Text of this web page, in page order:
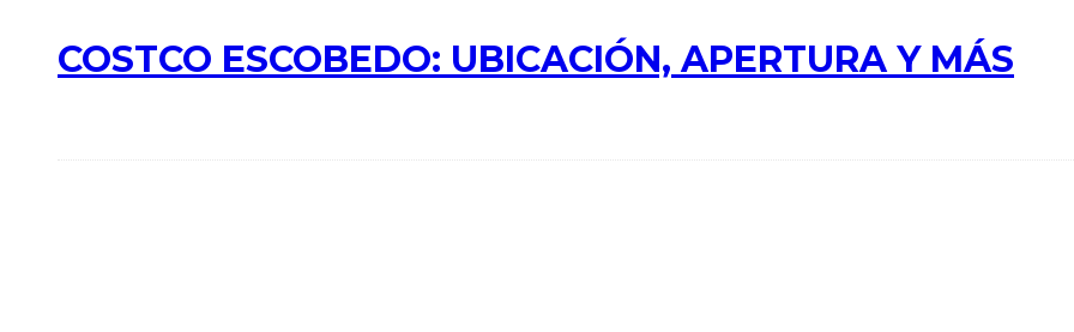
COSTCO ESCOBEDO: UBICACIÓN, APERTURA Y MÁS